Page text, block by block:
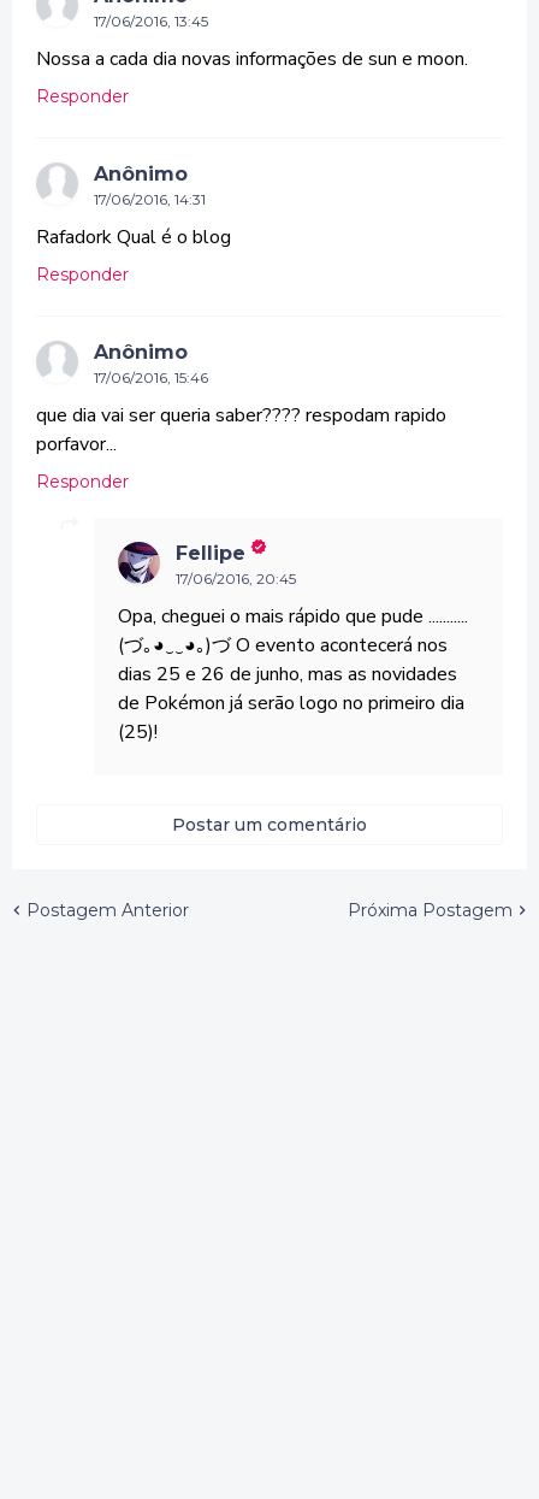
17/06/2016, 13:45
Nossa a cada dia novas informações de sun e moon.
Responder
Anônimo
17/06/2016, 14:31
Rafadork Qual é o blog
Responder
Anônimo
17/06/2016, 15:46
que dia vai ser queria saber???? respodam rapido
porfavor...
Responder
Fellipe
17/06/2016, 20:45
Opa, cheguei o mais rápido que pude ...........
(づ｡◕‿‿◕｡)づ O evento acontecerá nos
dias 25 e 26 de junho, mas as novidades
de Pokémon já serão logo no primeiro dia
(25)!
Postar um comentário
Postagem Anterior Próxima Postagem